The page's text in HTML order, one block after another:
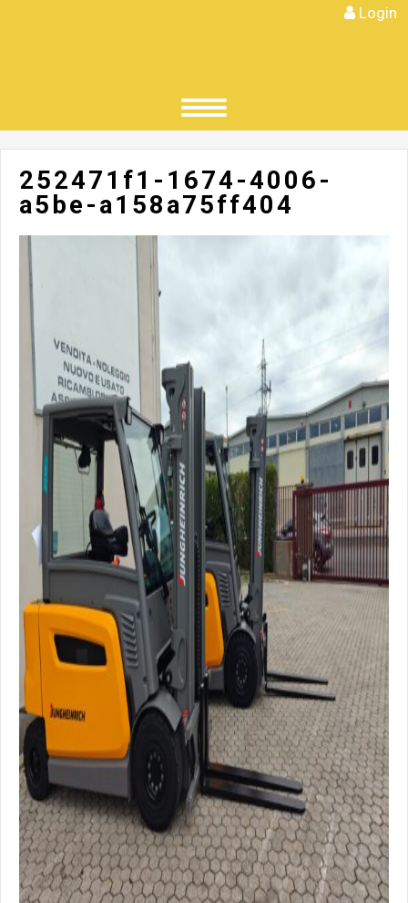
Login
252471f1-1674-4006-
a5be-a158a75ff404